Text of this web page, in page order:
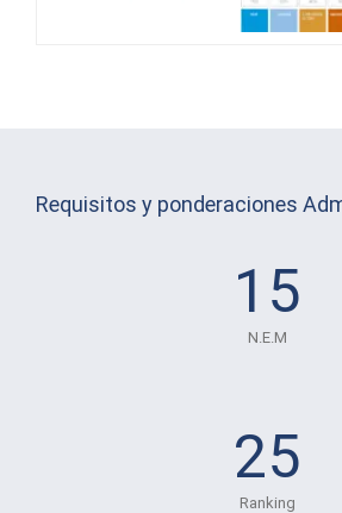
Requisitos y ponderaciones
15
N.E.M
25
Ranking